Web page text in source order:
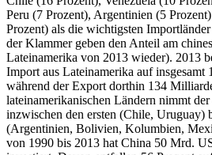
Peru (7 Prozent), Argentinien (5
Prozent) als die wichtigsten
der Klammer geben den Anteil am
Lateinamerika von 2013 wieder). 2013
Import aus Lateinamerika auf
während der Export dorthin 134
lateinamerikanischen Ländern nimmt
inzwischen den ersten (Chile, Uruguay)
(Argentinien, Bolivien, Kolumbien,
von 1990 bis 2013 hat China 50 Mrd.